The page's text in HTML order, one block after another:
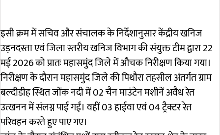
इसी क्रम में सचिव और संचालक के निर्देशानुसार केंद्रीय खनिज
उड़नदस्ता एवं जिला स्तरीय खनिज विभाग की संयुक्त टीम द्वारा 22
मई 2026 को प्रातः महासमुंद जिले में औचक निरीक्षण किया गया।
निरीक्षण के दौरान महासमुंद जिले की पिथौरा तहसील अंतर्गत ग्राम
बल्दीडीह स्थित जोंक नदी में 02 चैन माउंटेन मशीनें अवैध रेत
उत्खनन में संलग्न पाई गईं। वहीं 03 हाईवा एवं 04 ट्रैक्टर रेत
परिवहन करते हुए पाए गए।